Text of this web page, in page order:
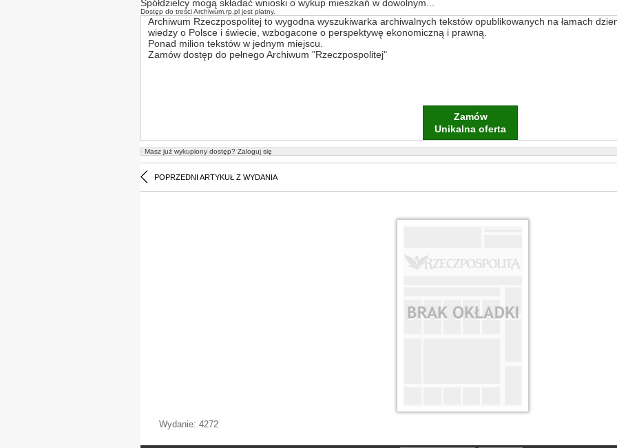
Spółdzielcy mogą składać wnioski o wykup mieszkań w dowolnym...
Dostęp do treści Archiwum.rp.pl jest płatny.
Archiwum Rzeczpospolitej to wygodna wyszukiwarka archiwalnych tekstów opublikowanych na łamach
wiedzy o Polsce i świecie, wzbogacone o perspektywę ekonomiczną i prawną.
Ponad milion tekstów w jednym miejscu.
Zamów dostęp do pełnego Archiwum "Rzeczpospolitej"
Zamów
Unikalna oferta
Masz już wykupiony dostęp? Zaloguj się
POPRZEDNI ARTYKUŁ Z WYDANIA
Wydanie: 4272